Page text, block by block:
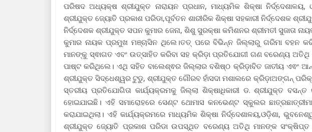
ପରିଷଦ ଅଧ୍ୟକ୍ଷ ଶ୍ରୀଯୁକ୍ତ ନାରାୟନ ପ୍ରଧାନ, ମାଧ୍ୟମିକ ଶିକ୍ଷା ନିର୍ଦ୍ଦେଶାଳୟ,
ଶ୍ରୀଯୁକ୍ତ ଜ୍ୟୋତି ପ୍ରକାଶ ପରିଡା,ପୂର୍ବତନ ଶାରୀରିକ ଶିକ୍ଷା ସହକାରୀ ନିର୍ଦ୍ଦେଶକ
ନିର୍ଦ୍ଦେଶକ ଶ୍ରୀଯୁକ୍ତ ସପନ କୁମାର ଜେନା, ଶିଶୁ ସୁରକ୍ଷା କମିଶନର ଶ୍ରୀମତୀ ସୁଜାତା
କୁମାର ନାୟକ ପ୍ରମୁଖ ମଞ୍ଚାସିନ ଥିଲେ।ତତ୍ ପରେ ବିଭିନ୍ନ ଜିଲ୍ଲାରୁ ଗରିମା ବହନ
ମାନଙ୍କୁ ସ୍ଵାଗତ ଏବଂ ଉତ୍ସାହିତ କରିବା ସହ କ୍ରିଡ଼ା ପ୍ରତିଯୋଗୀ ଗଣ ବରେଣ୍ୟ ଅତିଥି
ପାଷ୍ଟ କରିଥିଲେ। ଏଥି ସହିତ ବାଲେଶ୍ଵର ଜିଲ୍ଲାର ବଶିଷ୍ଠ କ୍ରିଡ଼ାବିତ ଜାତୀୟ ଏଵଂ
ଶ୍ରୀଯୁକ୍ତ ସିଦ୍ଧେଶ୍ୱର ଟୁଡୁ, ଶ୍ରୀଯୁକ୍ତ ଗୌରବ ହାଁସଦା ମଶାଲରେ କ୍ରିଡ଼ାଅଙ୍ଗନ୍
ସ୍ତରୀୟ ପ୍ରତିଯୋଗିତା କାର୍ଯ୍ୟକ୍ରମକୁ ଜିଲ୍ଲା ଶିକ୍ଷାଧିକାରୀ ଡ. ଶ୍ରୀଯୁକ୍ତ
ହୋଇଯାଇଛି। ଏହି ସମାରୋହରେ ସେଣ୍ଟ ଥୋମାସ କନଭେଣ୍ଟ ସ୍କୁଲର
କରାଯାଇଥିଲା। ଏହି କାର୍ଯ୍ୟକ୍ରମରେ ମାଧ୍ୟମିକ ଶିକ୍ଷା ନିର୍ଦ୍ଦେଶାଳୟ,ଓଡ଼ିଶା,
ଶ୍ରୀଯୁକ୍ତ ଜ୍ୟୋତି ପ୍ରକାଶ ପରିଡା ଉପସ୍ଥିତ ବରେଣ୍ୟ ଅତିଥି ମାନଙ୍କ ସଂକ୍ଷିପ୍ତ